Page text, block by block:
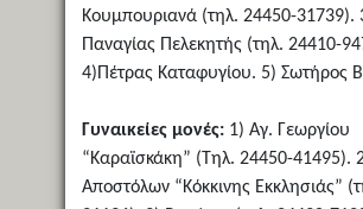
Κουμπουριανά (τηλ. 24450-31739).
Παναγίας Πελεκητής (τηλ. 24410-
4)Πέτρας Καταφυγίου. 5) Σωτήρος
Γυναικείες μονές:1) Αγ. Γεωργίου
“Καραϊσκάκη” (Τηλ. 24450-41495).
Αποστόλων “Κόκκινης Εκκλησιάς”